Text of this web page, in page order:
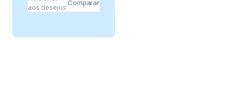
aos desejos
Comparar